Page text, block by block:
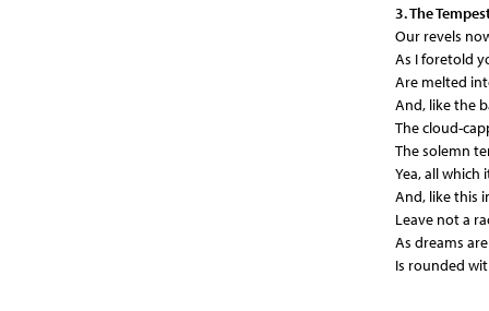
3. The
Our revels
As I foretold
Are melted
And, like the
The cloud-
The solemn
Yea, all which
And, like this
Leave not a
As dreams
Is rounded